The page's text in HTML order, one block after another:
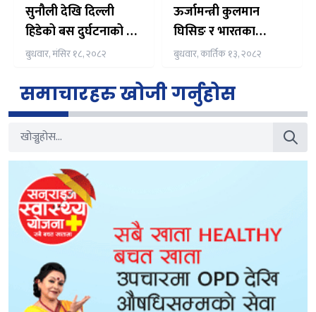
सुनौली देखि दिल्ली
हिडेको बस दुर्घटनाको २४
घन्टा बित्दा पनि ट्राभल
छैनन् मृतक यात्रुको
विवरण
बुधवार, मंसिर १८, २०८२
ऊर्जामन्त्री कुलमान
घिसिङ र भारतका
विद्युतमन्त्री मनोहरलाल
सम्झौता यस्ता छन्
बुधवार, कार्तिक १३, २०८२
समाचारहरु खोजी गर्नुहोस